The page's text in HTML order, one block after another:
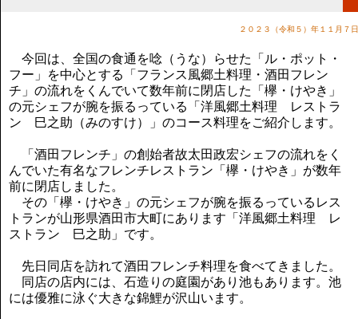
２０２３（令和５）年１１月７日
今回は、全国の食通を唸（うな）らせた「ル・ポット・
フー」を中心とする「フランス風郷土料理・酒田フレン
チ」の流れをくんでいて数年前に閉店した「欅・けやき」
の元シェフが腕を振るっている「洋風郷土料理 レストラ
ン 巳之助（みのすけ）」のコース料理をご紹介します。
「酒田フレンチ」の創始者故太田政宏シェフの流れをく
んでいた有名なフレンチレストラン「欅・けやき」が数年
前に閉店しました。
その「欅・けやき」の元シェフが腕を振るっているレス
トランが山形県酒田市大町にあります「洋風郷土料理 レ
ストラン 巳之助」です。
先日同店を訪れて酒田フレンチ料理を食べてきました。
同店の店内には、石造りの庭園があり池もあります。池
には優雅に泳ぐ大きな錦鯉が沢山います。